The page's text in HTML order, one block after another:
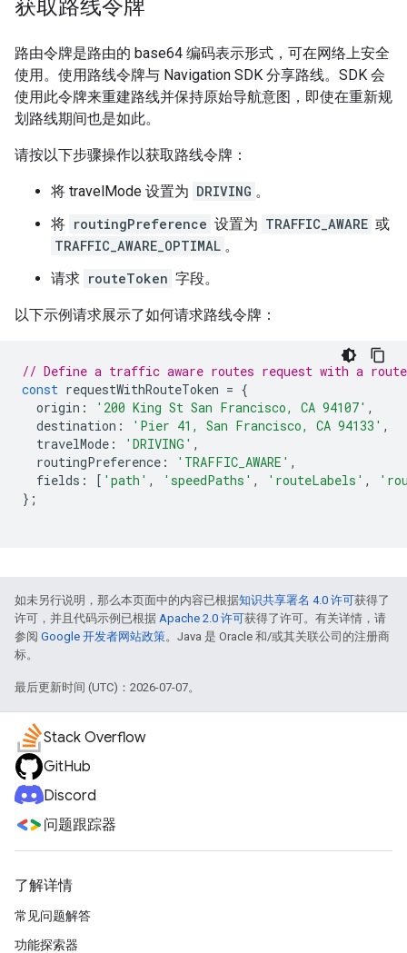
获取路线令牌
路由令牌是路由的 base64 编码表示形式，可在网络上安全
使用。使用路线令牌与 Navigation SDK 分享路线。SDK 会
使用此令牌来重建路线并保持原始导航意图，即使在重新规
划路线期间也是如此。
请按以下步骤操作以获取路线令牌：
将 travelMode 设置为 DRIVING 。
将 routingPreference 设置为 TRAFFIC_AWARE 或
TRAFFIC_AWARE_OPTIMAL 。
请求 routeToken 字段。
以下示例请求展示了如何请求路线令牌：
// Define a traffic aware routes request with a
const requestWithRouteToken = {
origin : '200 King St San Francisco, CA 94107' ,
destination : 'Pier 41, San Francisco, CA 94133' ,
travelMode : 'DRIVING' ,
routingPreference : 'TRAFFIC_AWARE' ,
fields : [ 'path' , 'speedPaths' , 'routeLabels' ,
};
如未另行说明，那么本页面中的内容已根据知识共享署名 4.0 许可获得了
许可，并且代码示例已根据 Apache 2.0 许可获得了许可。有关详情，请
参阅 Google 开发者网站政策。Java 是 Oracle 和/或其关联公司的注册商
标。
最后更新时间 (UTC)：2026-07-07。
Stack Overflow
GitHub
Discord
问题跟踪器
了解详情
常见问题解答
功能探索器